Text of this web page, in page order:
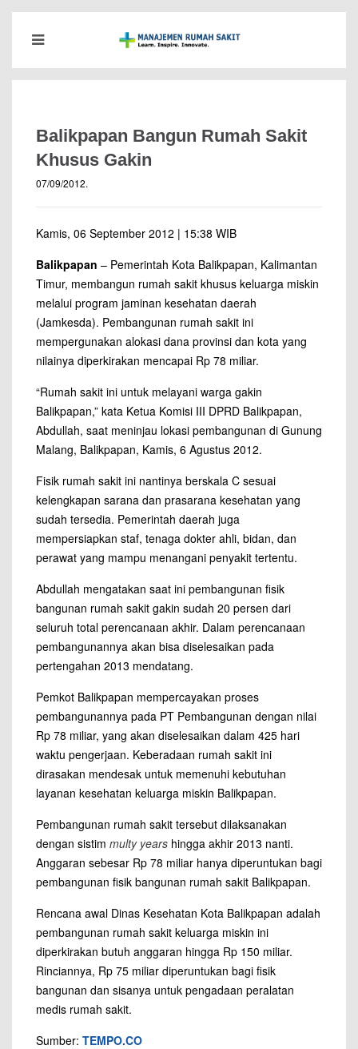
Balikpapan Bangun Rumah Sakit
Khusus Gakin
07/09/2012.
Kamis, 06 September 2012 | 15:38 WIB
Balikpapan – Pemerintah Kota Balikpapan, Kalimantan
Timur, membangun rumah sakit khusus keluarga miskin
melalui program jaminan kesehatan daerah
(Jamkesda). Pembangunan rumah sakit ini
mempergunakan alokasi dana provinsi dan kota yang
nilainya diperkirakan mencapai Rp 78 miliar.
“Rumah sakit ini untuk melayani warga gakin
Balikpapan,” kata Ketua Komisi III DPRD Balikpapan,
Abdullah, saat meninjau lokasi pembangunan di Gunung
Malang, Balikpapan, Kamis, 6 Agustus 2012.
Fisik rumah sakit ini nantinya berskala C sesuai
kelengkapan sarana dan prasarana kesehatan yang
sudah tersedia. Pemerintah daerah juga
mempersiapkan staf, tenaga dokter ahli, bidan, dan
perawat yang mampu menangani penyakit tertentu.
Abdullah mengatakan saat ini pembangunan fisik
bangunan rumah sakit gakin sudah 20 persen dari
seluruh total perencanaan akhir. Dalam perencanaan
pembangunannya akan bisa diselesaikan pada
pertengahan 2013 mendatang.
Pemkot Balikpapan mempercayakan proses
pembangunannya pada PT Pembangunan dengan nilai
Rp 78 miliar, yang akan diselesaikan dalam 425 hari
waktu pengerjaan. Keberadaan rumah sakit ini
dirasakan mendesak untuk memenuhi kebutuhan
layanan kesehatan keluarga miskin Balikpapan.
Pembangunan rumah sakit tersebut dilaksanakan
dengan sistim multy years hingga akhir 2013 nanti.
Anggaran sebesar Rp 78 miliar hanya diperuntukan bagi
pembangunan fisik bangunan rumah sakit Balikpapan.
Rencana awal Dinas Kesehatan Kota Balikpapan adalah
pembangunan rumah sakit keluarga miskin ini
diperkirakan butuh anggaran hingga Rp 150 miliar.
Rinciannya, Rp 75 miliar diperuntukan bagi fisik
bangunan dan sisanya untuk pengadaan peralatan
medis rumah sakit.
Sumber: TEMPO.CO